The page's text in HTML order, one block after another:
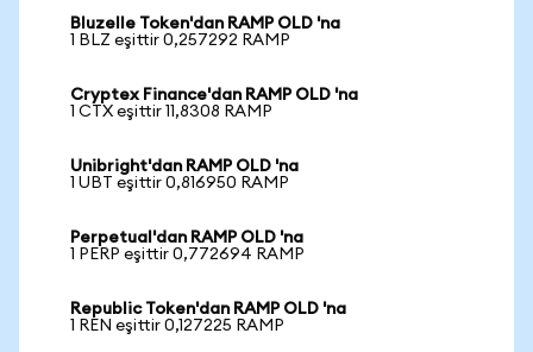
Bluzelle Token'dan RAMP OLD 'na
1 BLZ eşittir 0,257292 RAMP
Cryptex Finance'dan RAMP OLD 'na
1 CTX eşittir 11,8308 RAMP
Unibright'dan RAMP OLD 'na
1 UBT eşittir 0,816950 RAMP
Perpetual'dan RAMP OLD 'na
1 PERP eşittir 0,772694 RAMP
Republic Token'dan RAMP OLD 'na
1 REN eşittir 0,127225 RAMP